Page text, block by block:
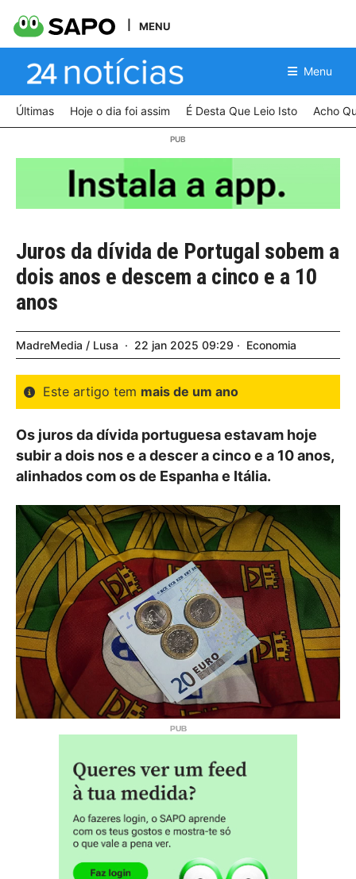
MENU
Menu
Últimas Hoje o dia foi assim É Desta Que Leio Isto Acho
Juros da dívida de Portugal sobem a
dois anos e descem a cinco e a 10
anos
MadreMedia / Lusa 22 jan 2025 09:29 Economia
Este artigo tem mais de um ano
Os juros da dívida portuguesa estavam hoje
subir a dois nos e a descer a cinco e a 10 anos,
alinhados com os de Espanha e Itália.